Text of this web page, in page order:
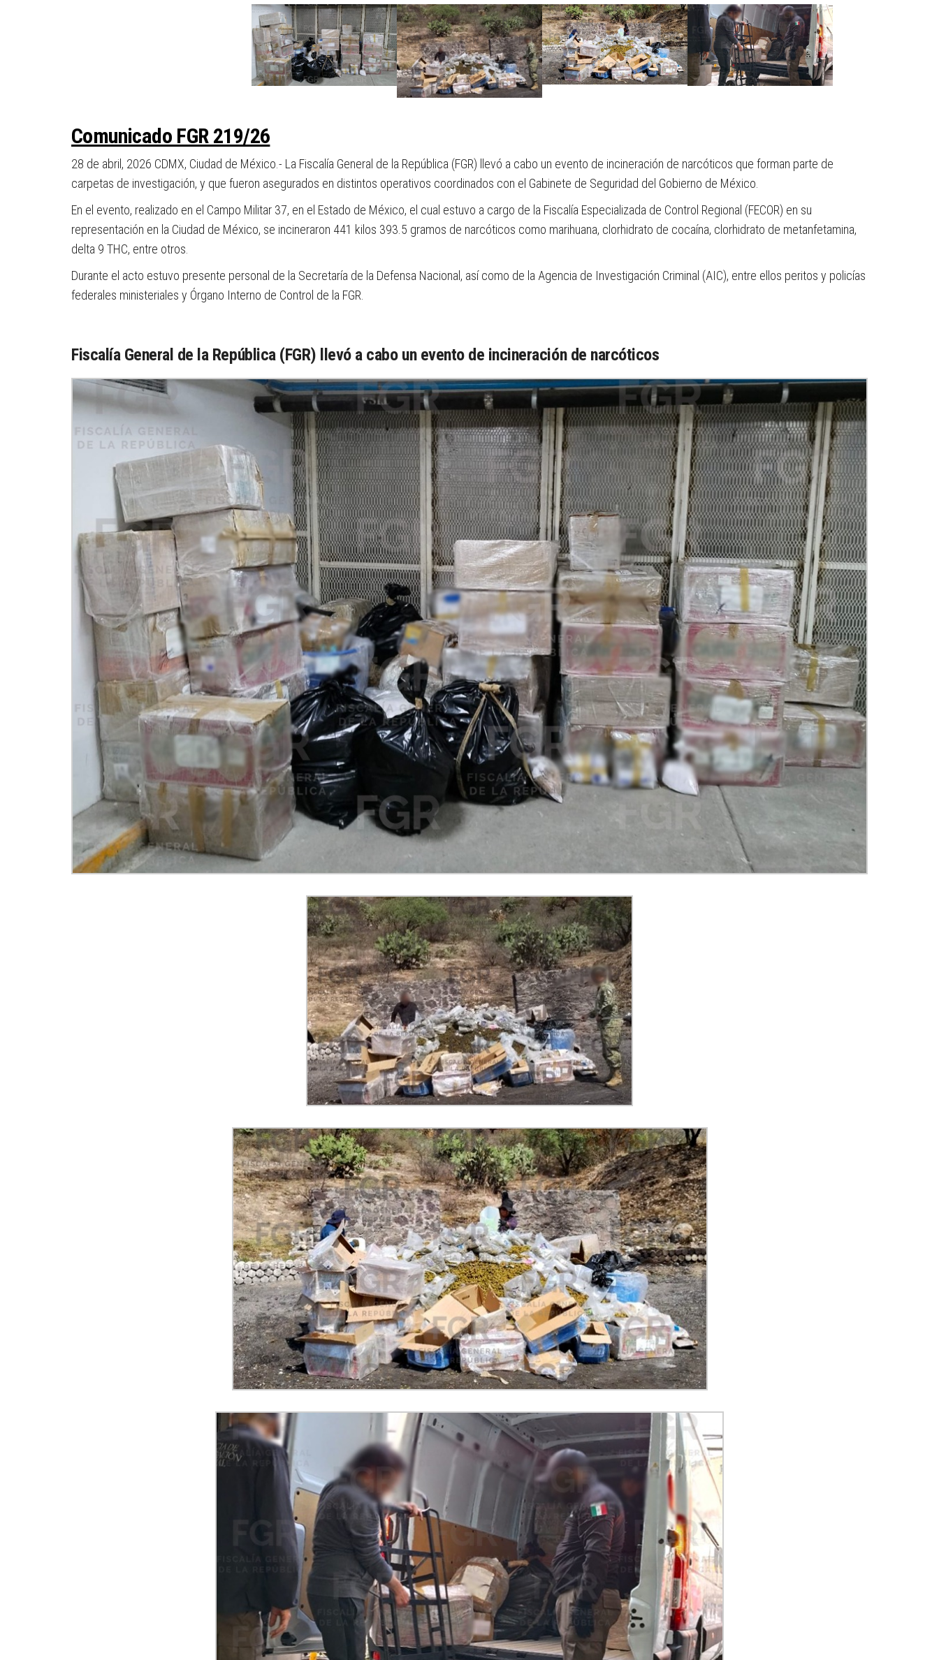
Comunicado FGR 219/26
28 de abril, 2026 CDMX, Ciudad de México.- La Fiscalía General de la República (FGR) llevó a cabo un evento de incineración de narcóticos que forman parte de
carpetas de investigación, y que fueron asegurados en distintos operativos coordinados con el Gabinete de Seguridad del Gobierno de México.
En el evento, realizado en el Campo Militar 37, en el Estado de México, el cual estuvo a cargo de la Fiscalía Especializada de Control Regional (FECOR) en su
representación en la Ciudad de México, se incineraron 441 kilos 393.5 gramos de narcóticos como marihuana, clorhidrato de cocaína, clorhidrato de metanfetamina,
delta 9 THC, entre otros.
Durante el acto estuvo presente personal de la Secretaría de la Defensa Nacional, así como de la Agencia de Investigación Criminal (AIC), entre ellos peritos y policías
federales ministeriales y Órgano Interno de Control de la FGR.
Fiscalía General de la República (FGR) llevó a cabo un evento de incineración de narcóticos